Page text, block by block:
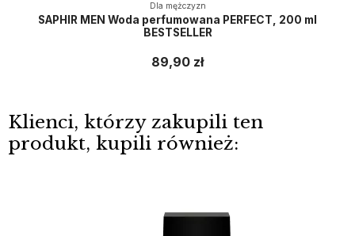
Dla mężczyzn
SAPHIR MEN Woda perfumowana PERFECT, 200 ml
BESTSELLER
89,90 zł
Klienci, którzy zakupili ten
produkt, kupili również: